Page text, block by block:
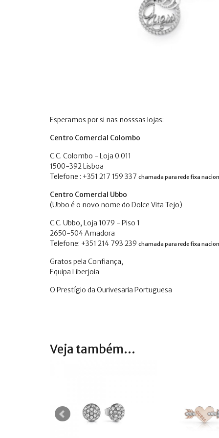
Esperamos por si nas nosssas lojas:
Centro Comercial Colombo
C.C. Colombo - Loja 0.011
1500-392 Lisboa
Telefone : +351 217 159 337 chamada para rede fixa
Centro Comercial Ubbo
(Ubbo é o novo nome do Dolce Vita Tejo)
C.C. Ubbo, Loja 1079 - Piso 1
2650-504 Amadora
Telefone: +351 214 793 239 chamada para rede fixa
Gratos pela Confiança,
Equipa Liberjoia
O Prestígio da Ourivesaria Portuguesa
Veja também...